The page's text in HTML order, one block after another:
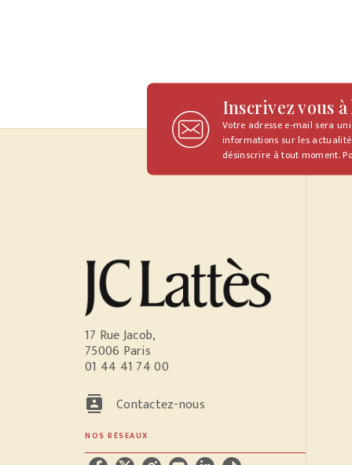
Inscrivez vous
Votre adresse e-mail sera
informations sur les
désinscrire à tout moment.
17 Rue Jacob,
75006 Paris
01 44 41 74 00
contacts Contactez-nous
NOS RÉSEAUX